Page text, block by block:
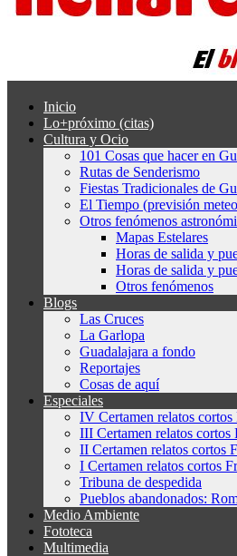
Inicio
Lo+próximo (citas)
Cultura y Ocio
101 Cosas que hacer en
Rutas de Senderismo
Fiestas Tradicionales de
El Tiempo (previsión
Otros fenómenos
Mapas Estelares
Horas de salida y
Horas de salida y
Otros fenómenos
Blogs
Las Cruces
La Garlopa
Guadalajara a fondo
Reportajes
Cosas de aquí
Especiales
IV Certamen relatos
III Certamen relatos
II Certamen relatos cortos
I Certamen relatos cortos
Tribuna de despedida
Pueblos abandonados:
Medio Ambiente
Fototeca
Multimedia